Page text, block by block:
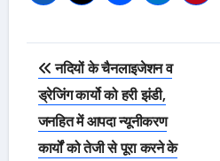
Post
navigation
नदियों के चैनलाइजेशन व
ड्रेजिंग कार्यो को हरी झंडी,
जनहित में आपदा न्यूनीकरण
कार्यों को तेजी से पूरा करने के